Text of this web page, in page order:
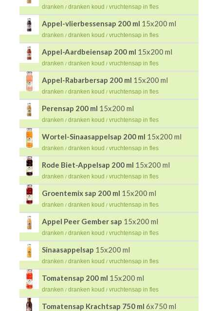
dranken / dranken koud / vruchtensap in fles
Appel-vlierbessensap 200 ml 15x200 ml
dranken / dranken koud / vruchtensap in fles
Appel-Aardbeiensap 200 ml 15x200 ml
dranken / dranken koud / vruchtensap in fles
Appel-Rabarbersap 200 ml 15x200 ml
dranken / dranken koud / vruchtensap in fles
Perensap 200 ml 15x200 ml
dranken / dranken koud / vruchtensap in fles
Wortel-Sinaasappelsap 200 ml 15x200 ml
dranken / dranken koud / vruchtensap in fles
Rode Biet-Appelsap 200 ml 15x200 ml
dranken / dranken koud / vruchtensap in fles
Groentemix sap 200 ml 15x200 ml
dranken / dranken koud / vruchtensap in fles
Appel Peer Gember sap 15x200 ml
dranken / dranken koud / vruchtensap in fles
Sinaasappelsap 15x200 ml
dranken / dranken koud / vruchtensap in fles
Tomatensap 200 ml 15x200 ml
dranken / dranken koud / vruchtensap in fles
Tomatensap Krachtsap 750 ml 6x750 ml